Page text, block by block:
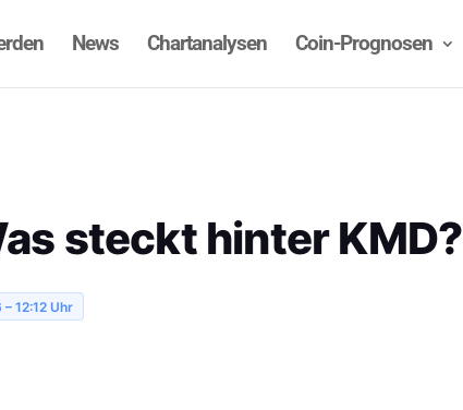
News Chartanalysen Coin-Prognosen
steckt hinter KMD?
12:12 Uhr